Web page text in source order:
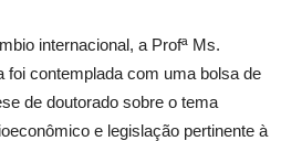
internacional, a Profª Ms.
foi contemplada com uma bolsa de
de doutorado sobre o tema
e legislação pertinente à